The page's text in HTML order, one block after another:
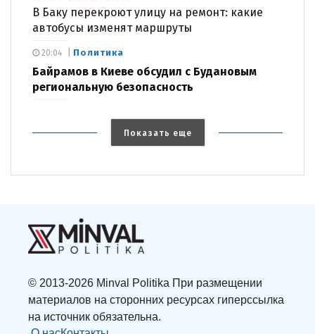
В Баку перекроют улицу на ремонт: какие
автобусы изменят маршруты
Политика
Байрамов в Киеве обсудил с Будановым
региональную безопасность
20:04
Показать еще
© 2013-2026 Minval Politika При размещении
материалов на сторонних ресурсах гиперссылка
на источник обязательна.